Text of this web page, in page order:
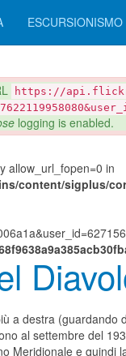
ESCURSIONISMO
https://
logging is enabled.
allow_url_fopen=0 in
content/sigplus/
a destra
al settembre del
Meridionale e